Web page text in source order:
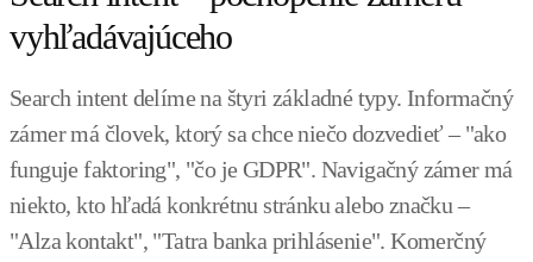
vyhľadávajúceho
Search intent delíme na štyri základné typy. Informačný
zámer má človek, ktorý sa chce niečo dozvedieť – "ako
funguje faktoring", "čo je GDPR". Navigačný zámer má
niekto, kto hľadá konkrétnu stránku alebo značku –
"Alza kontakt", "Tatra banka prihlásenie". Komerčný